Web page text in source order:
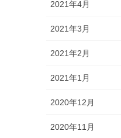
2021年4月
2021年3月
2021年2月
2021年1月
2020年12月
2020年11月